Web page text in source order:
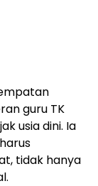
guru TK
usia dini. Ia
tidak hanya